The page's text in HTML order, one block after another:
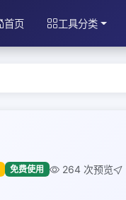
首页 工具分类
免费使用 264 次预览